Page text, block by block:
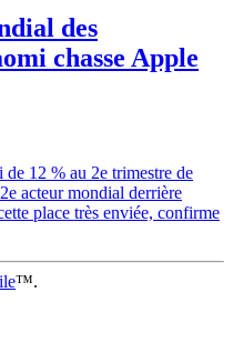
des
chasse Apple
12 % au 2e trimestre de
acteur mondial derrière
place très enviée, confirme
™.